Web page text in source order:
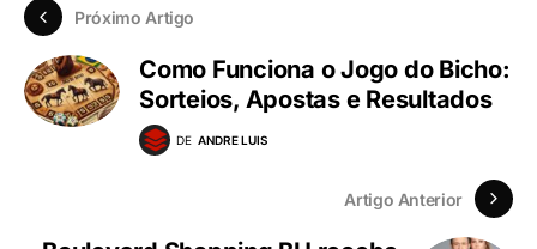
Próximo Artigo
Como Funciona o Jogo do Bicho:
Sorteios, Apostas e Resultados
DE ANDRE LUIS
Artigo Anterior